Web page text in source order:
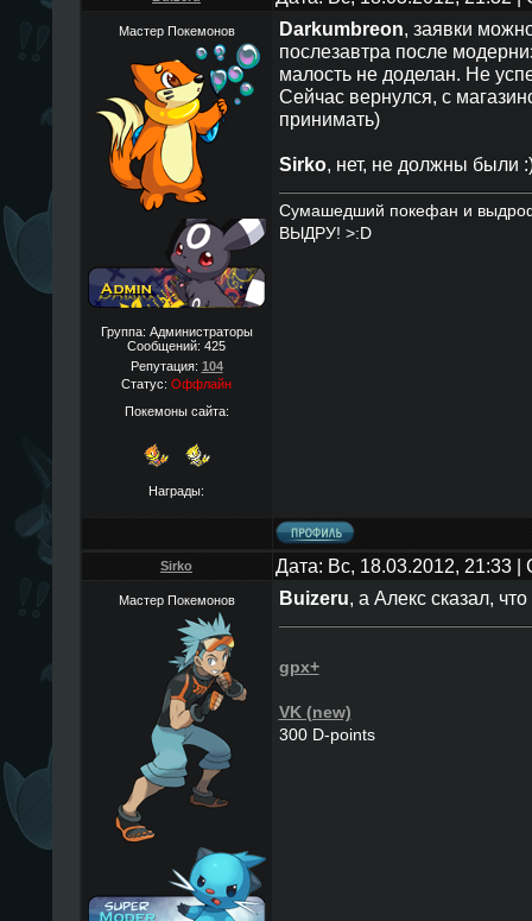
Мастер Покемонов
Группа: Администраторы
Сообщений: 425
Репутация: 104
Статус: Оффлайн
Покемоны сайта:
Награды:
Darkumbreon, заявки
послезавтра после
малость не доделан. Не
Сейчас вернулся, с
принимать)
Sirko, нет, не должны были
Сумашедший покефан и
ВЫДРУ! >:D
Sirko Дата: Вс, 18.03.2012, 21:33
Мастер Покемонов Buizeru, а Алекс сказал,
gpx+
VK (new)
300 D-points